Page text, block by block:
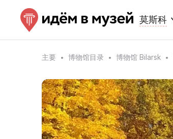
莫斯科
主要 博物馆目录 博物馆 Bilarsk